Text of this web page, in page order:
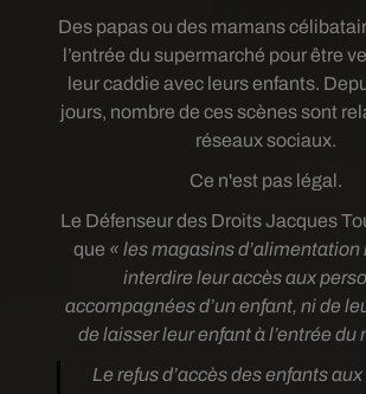
Des papas ou des mamans
l’entrée du supermarché pour être
leur caddie avec leurs enfants.
jours, nombre de ces scènes sont
réseaux sociaux.
Ce n'est pas légal.
Le Défenseur des Droits Jacques
que « les magasins d’alimentation
interdire leur accès aux
accompagnées d’un enfant, ni de
de laisser leur enfant à l’entrée du
Le refus d’accès des enfants